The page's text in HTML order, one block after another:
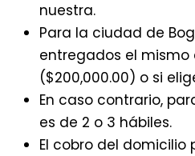
nuestra.
Para la ciudad de
entregados el mismo
($200,000.00) o si
En caso contrario,
es de 2 o 3 hábiles.
El cobro del